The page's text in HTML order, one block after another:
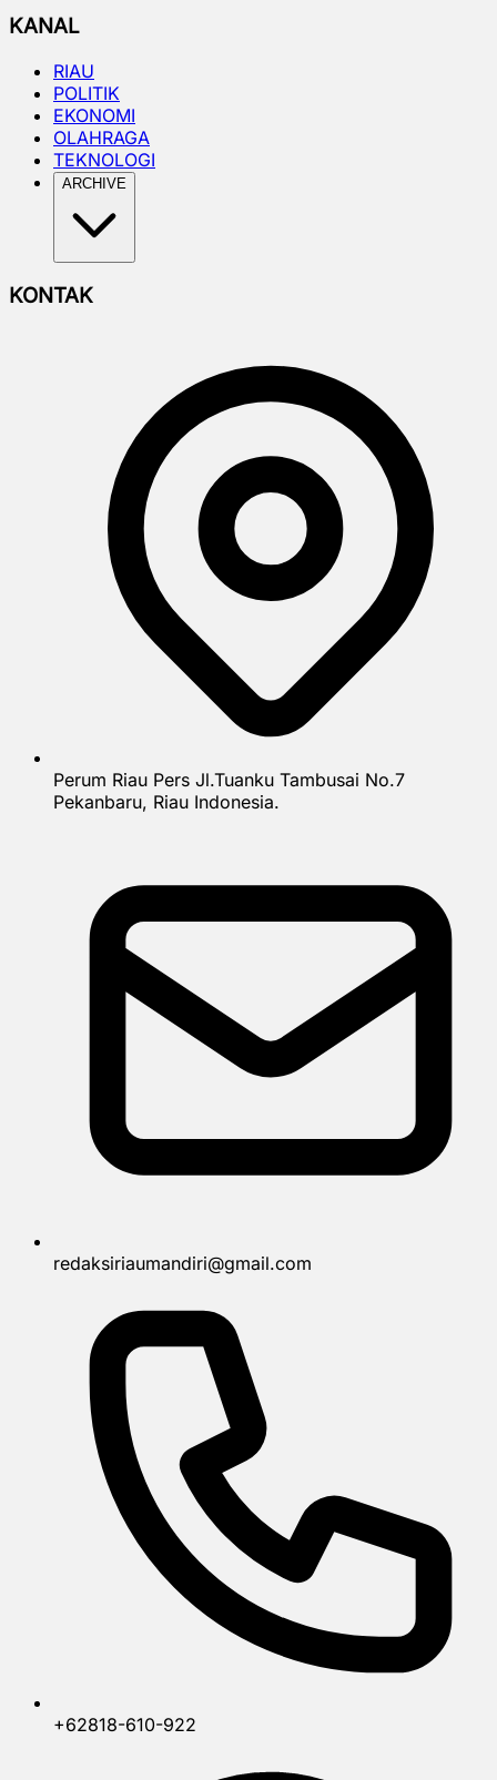
KANAL
RIAU
POLITIK
EKONOMI
OLAHRAGA
TEKNOLOGI
ARCHIVE
KONTAK
Perum Riau Pers Jl.Tuanku Tambusai No.7
Pekanbaru, Riau Indonesia.
redaksiriaumandiri@gmail.com
+62818-610-922